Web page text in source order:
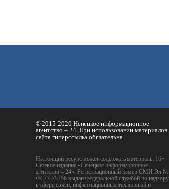
© 2015-2020 Ненецкое информационное
агентство – 24. При использовании материалов
сайта гиперссылка обязательна
Настоящий ресурс может содержать материалы 16+
Сетевое издание «Ненецкое информационное
агентство – 24». Регистрационный номер СМИ Эл №
ФС77-75756 выдан Федеральной службой по надзору
в сфере связи, информационных технологий и